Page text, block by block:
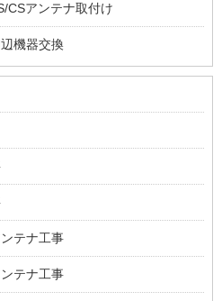
アンテナ取付け
機器交換
テナ工事
テナ工事